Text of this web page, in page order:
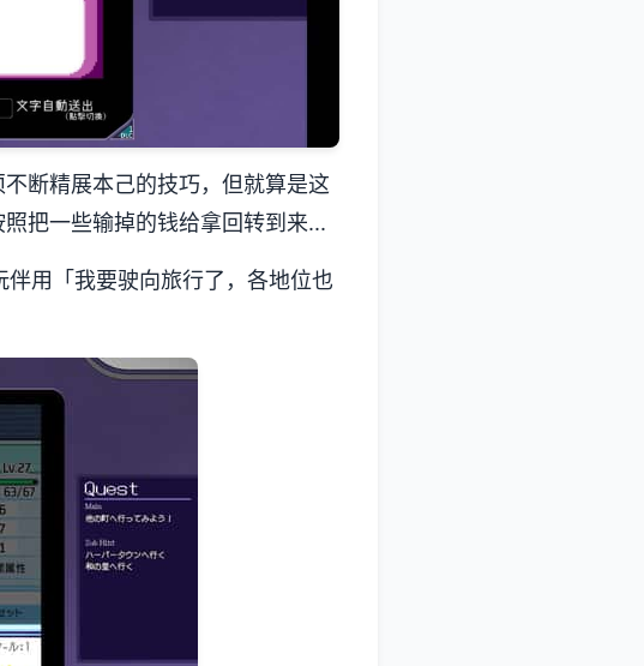
断精展本己的技巧，但就算是这
把一些输掉的钱给拿回转到来...
用「我要驶向旅行了，各地位也